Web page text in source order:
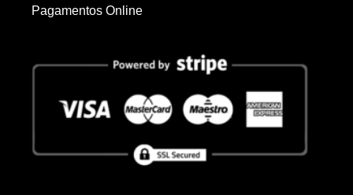
Pagamentos Online